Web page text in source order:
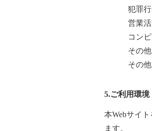
犯罪
営業
コン
その
その
5.ご利用環境
本Webサイ
ます。